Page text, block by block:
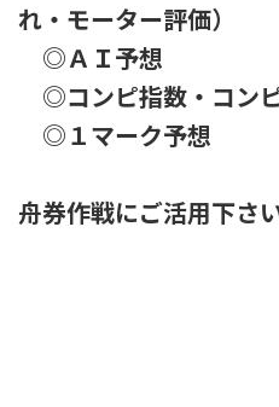
れ・モーター評価）
◎ＡＩ予想
◎コンピ指数・コン
◎１マーク予想
舟券作戦にご活用下さ